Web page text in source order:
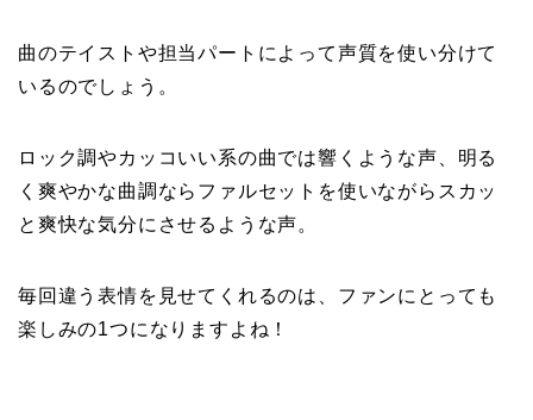
曲のテイストや担当パートによって声質を使い分けて
いるのでしょう。
ロック調やカッコいい系の曲では響くような声、明る
く爽やかな曲調ならファルセットを使いながらスカッ
と爽快な気分にさせるような声。
毎回違う表情を見せてくれるのは、ファンにとっても
楽しみの1つになりますよね！